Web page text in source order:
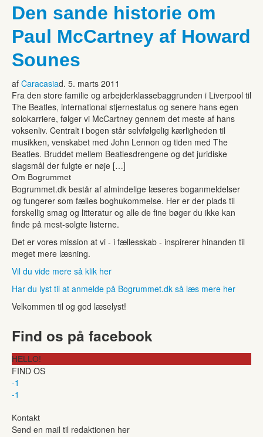
Den sande historie om
Paul McCartney af Howard
Sounes
af Caracasiad. 5. marts 2011
Fra den store familie og arbejderklassebaggrunden i Liverpool til
The Beatles, international stjernestatus og senere hans egen
solokarriere, følger vi McCartney gennem det meste af hans
voksenliv. Centralt i bogen står selvfølgelig kærligheden til
musikken, venskabet med John Lennon og tiden med The
Beatles. Bruddet mellem Beatlesdrengene og det juridiske
slagsmål der fulgte er nøje […]
Om Bogrummet
Bogrummet.dk består af almindelige læseres boganmeldelser
og fungerer som fælles boghukommelse. Her er der plads til
forskellig smag og litteratur og alle de fine bøger du ikke kan
finde på mest-solgte listerne.
Det er vores mission at vi - i fællesskab - inspirerer hinanden til
meget mere læsning.
Vil du vide mere så klik her
Har du lyst til at anmelde på Bogrummet.dk så læs mere her
Velkommen til og god læselyst!
Find os på facebook
HELLO!
FIND OS
-1
-1
Kontakt
Send en mail til redaktionen her